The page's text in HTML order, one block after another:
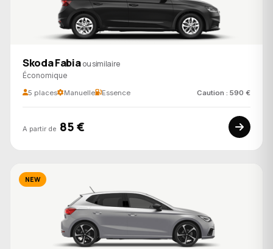
Skoda Fabiaou similaire
Économique
5 places Manuelle Essence Caution : 590 €
A partir de 85 €
NEW